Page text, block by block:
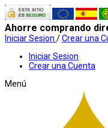
Ahorre comprando
Iniciar Sesion /Crear una
Iniciar Sesion
Crear una Cuenta
Menú